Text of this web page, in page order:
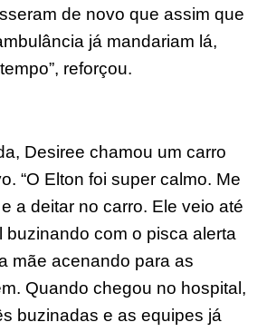
de novo que assim que
já mandariam lá,
reforçou.
Desiree chamou um carro
“O Elton foi super calmo. Me
a deitar no carro. Ele veio até
buzinando com o pisca alerta
mãe acenando para as
Quando chegou no hospital,
buzinadas e as equipes já